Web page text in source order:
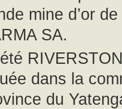
mine d’or
SA.
dans la
du